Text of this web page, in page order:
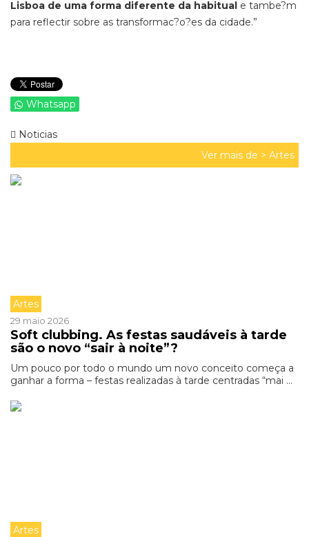
Lisboa de uma forma diferente da habitual e tambe?m
para reflectir sobre as transformac?o?es da cidade.”
Whatsapp
Noticias
Ver mais de > Artes
Artes
29 maio 2026
Soft clubbing. As festas saudáveis à tarde
são o novo “sair à noite”?
Um pouco por todo o mundo um novo conceito começa a
ganhar a forma – festas realizadas à tarde centradas “mai ...
Artes